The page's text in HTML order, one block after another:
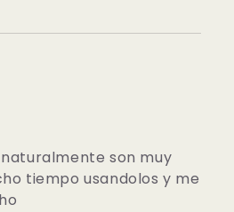
son muy
tiempo usandolos y me